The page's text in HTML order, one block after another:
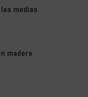
medias
madera